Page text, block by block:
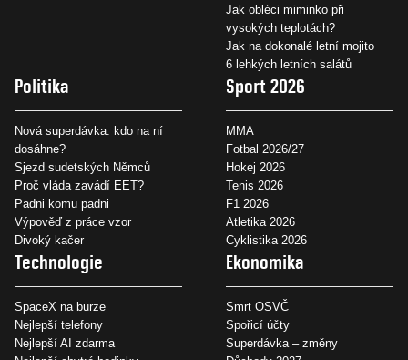
Jak obléci miminko při
vysokých teplotách?
Jak na dokonalé letní mojito
6 lehkých letních salátů
Politika
Nová superdávka: kdo na ní
dosáhne?
Sjezd sudetských Němců
Proč vláda zavádí EET?
Padni komu padni
Výpověď z práce vzor
Divoký kačer
Sport 2026
MMA
Fotbal 2026/27
Hokej 2026
Tenis 2026
F1 2026
Atletika 2026
Cyklistika 2026
Technologie
SpaceX na burze
Nejlepší telefony
Nejlepší AI zdarma
Ekonomika
Smrt OSVČ
Spořicí účty
Superdávka – změny